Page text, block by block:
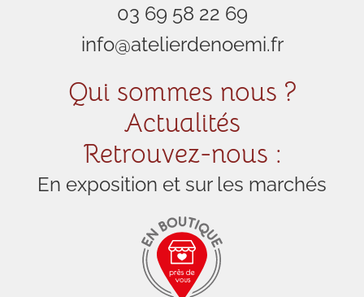
03 69 58 22 69
info@atelierdenoemi.fr
Qui sommes nous ?
Actualités
Retrouvez-nous :
En exposition et sur les marchés